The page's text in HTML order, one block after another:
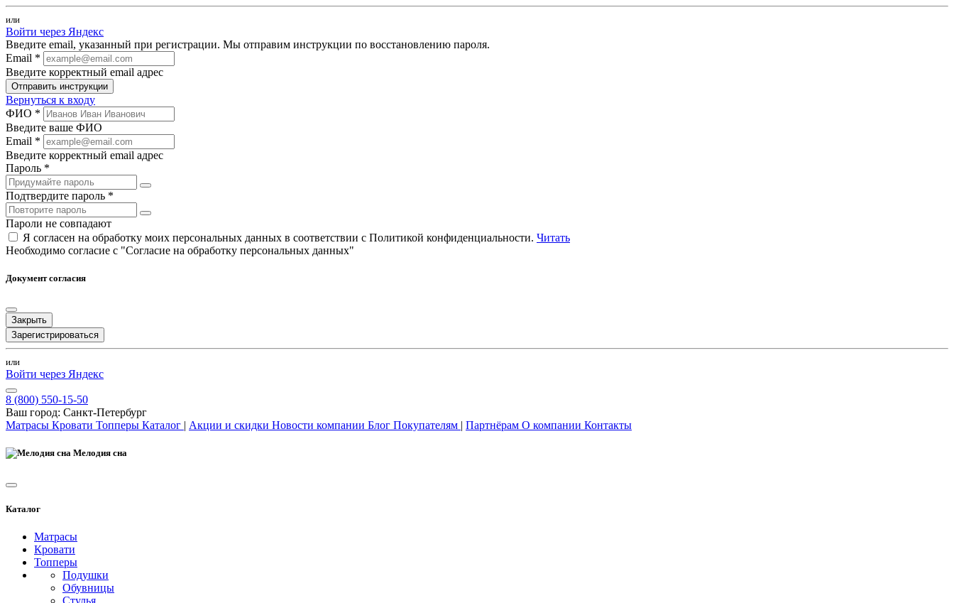
или
Войти через Яндекс
Введите email, указанный при регистрации. Мы отправим инструкции по восстановлению пароля.
Email *
Введите корректный email адрес
Отправить инструкции
Вернуться к входу
ФИО *
Введите ваше ФИО
Email *
Введите корректный email адрес
Пароль *
Подтвердите пароль *
Пароли не совпадают
Я согласен на обработку моих персональных данных в соответствии с Политикой конфиденциальности. Читать
Необходимо согласие с "Согласие на обработку персональных данных"
Документ согласия
Закрыть
Зарегистрироваться
или
Войти через Яндекс
8 (800) 550-15-50
Ваш город: Санкт-Петербург
Матрасы Кровати Топперы Каталог | Акции и скидки Новости компании Блог Покупателям | Партнёрам О компании Контакты
Мелодия сна
Каталог
Матрасы
Кровати
Топперы
Подушки
Обувницы
Стулья